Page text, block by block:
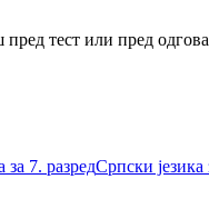
пред тест или пред
за 7. разредСрпски језика